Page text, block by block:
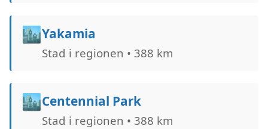
🏙️Yakamia
Stad i regionen • 388 km
🏙️Centennial Park
Stad i regionen • 388 km